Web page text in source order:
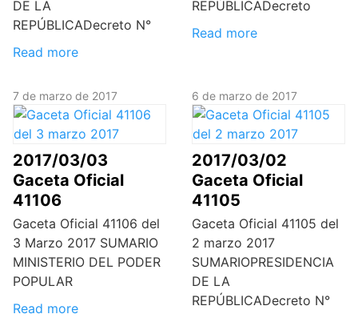
DE LA
REPÚBLICADecreto N°
Read more
REPÚBLICADecreto
Read more
7 de marzo de 2017
2017/03/03
Gaceta Oficial
41106
Gaceta Oficial 41106 del
3 Marzo 2017 SUMARIO
MINISTERIO DEL PODER
POPULAR
Read more
6 de marzo de 2017
2017/03/02
Gaceta Oficial
41105
Gaceta Oficial 41105 del
2 marzo 2017
SUMARIOPRESIDENCIA
DE LA
REPÚBLICADecreto N°